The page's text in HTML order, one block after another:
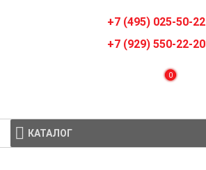
0
+7 (495) 025-50-22
+7 (929) 550-22-20
КАТАЛОГ